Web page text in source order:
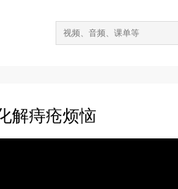
解痔疮烦恼